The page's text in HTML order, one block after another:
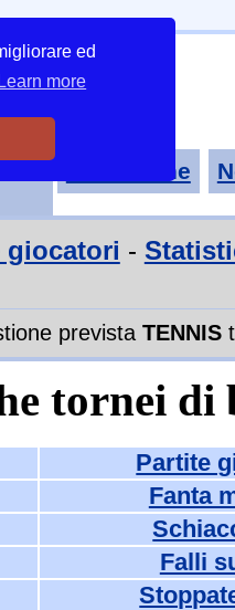
ed
Learn more
Classifiche
giocatori -
prevista TENNIS
tornei di
Partite
Fanta
Falli